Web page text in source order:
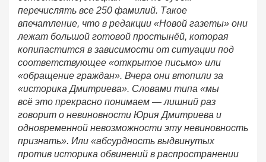
перечислять все 250 фамилий. Такое
впечатление, что в редакции «Новой газеты» они
лежат большой готовой простынёй, которая
копипастится в зависимости от ситуации под
соответствующее «открытое письмо» или
«обращение граждан». Вчера они втопили за
«историка Дмитриева». Словами типа «мы
всё это прекрасно понимаем — лишний раз
говорит о невиновности Юрия Дмитриева и
одновременной невозможности эту невиновность
признать». Или «абсурдность выдвинутых
против историка обвинений в распространении